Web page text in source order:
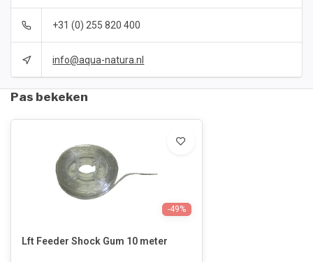
+31 (0) 255 820 400
info@aqua-natura.nl
Pas bekeken
-49%
Lft Feeder Shock Gum 10 meter